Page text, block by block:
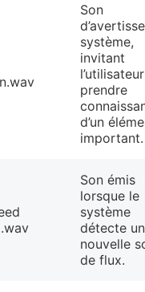
Son
système,
invitant
prendre
d’un
important.
Son émis
lorsque le
système
détecte
nouvelle
de flux.